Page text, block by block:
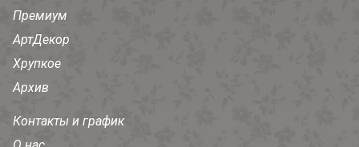
Премиум
АртДекор
Хрупкое
Архив
Контакты и график